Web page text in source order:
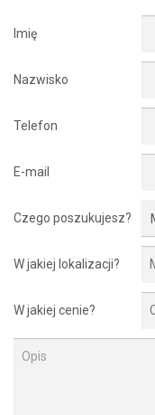
Imię
Nazwisko
Telefon
E-mail
Czego poszukujesz?
W jakiej lokalizacji?
W jakiej cenie?